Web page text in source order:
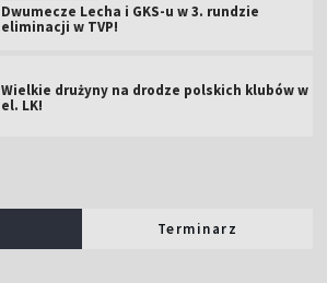
Dwumecze Lecha i GKS-u w 3. rundzie
eliminacji w TVP!
Wielkie drużyny na drodze polskich klubów w
el. LK!
Terminarz